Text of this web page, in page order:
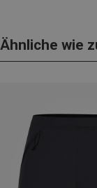
Ähnliche wie